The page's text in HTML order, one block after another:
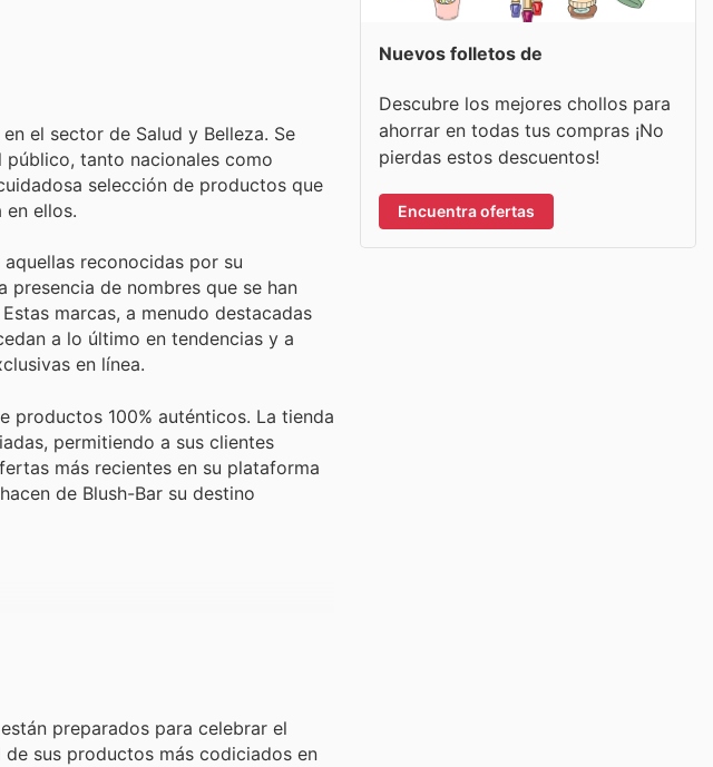
el sector de Salud y Belleza. Se
tanto nacionales como
selección de productos que
ellos.
reconocidas por su
de nombres que se han
marcas, a menudo destacadas
a lo último en tendencias y a
en línea.
productos 100% auténticos. La tienda
permitiendo a sus clientes
más recientes en su plataforma
de Blush-Bar su destino
preparados para celebrar el
sus productos más codiciados en
Nuevos folletos de
Descubre los mejores chollos para
ahorrar en todas tus compras ¡No
pierdas estos descuentos!
Encuentra ofertas